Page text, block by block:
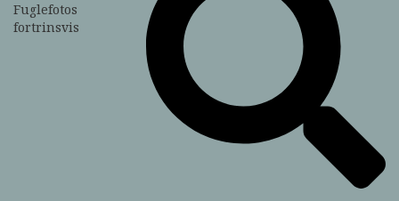
Fuglefotos
fortrinsvis